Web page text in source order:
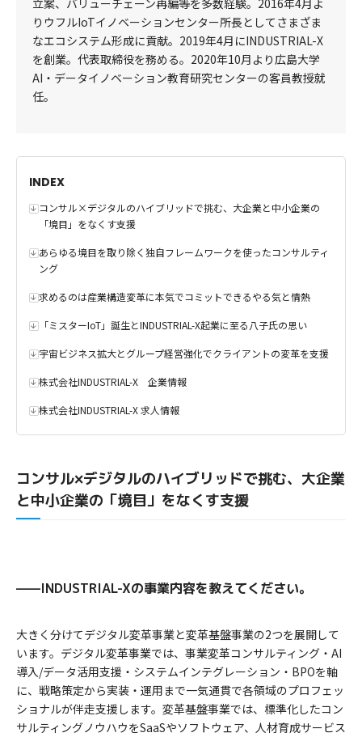
立案、バリューチェーン再編等を多数経験。2016年4月よ
りウフルIoTイノベーションセンター所長としてさまざま
なエコシステム形成に貢献。2019年4月にINDUSTRIAL-X
を創業。代表取締役を務める。2020年10月より広島大学
AI・データイノベーション教育研究センターの客員教授就
任。
INDEX
コンサル×デジタルのハイブリッドで挑む、大企業と中小企業の
「境目」をなくす支援
あらゆる境目を取り除く独自フレームワークを使ったコンサルティ
ング
求めるのは産業構造変革に本気でコミットできるやる気と情熱
「ミスターIoT」誕生とINDUSTRIAL-X起業に至る八子氏の思い
宇宙ビジネス拡大とグループ経営強化でクライアントの変革を支援
株式会社INDUSTRIAL-X 企業情報
株式会社INDUSTRIAL-X 求人情報
コンサル×デジタルのハイブリッドで挑む、大企業
と中小企業の「境目」をなくす支援
——INDUSTRIAL-Xの事業内容を教えてください。
大きく分けてデジタル変革事業と変革基盤事業の2つを展開して
います。デジタル変革事業では、事業変革コンサルティング・AI
導入/データ活用支援・システムインテグレーション・BPOを軸
に、戦略策定から実装・運用まで一気通貫で各領域のプロフェッ
ショナルが伴走支援します。変革基盤事業では、標準化したコン
サルティングノウハウをSaaSやソフトウェア、人材育成サービス